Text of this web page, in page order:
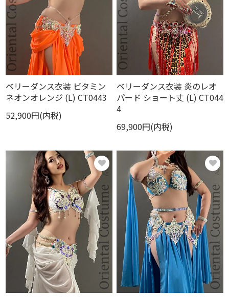
ベリーダンス衣装 ビタミン
ネオンオレンジ (L) CT0443
52,900円(内税)
ベリーダンス衣装 炎のレオ
パード ショート丈 (L) CT044
4
69,900円(内税)